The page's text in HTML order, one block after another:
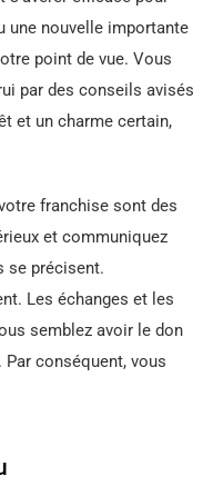
une nouvelle importante
point de vue. Vous
par des conseils avisés
et un charme certain,
franchise sont des
et communiquez
se précisent.
Les échanges et les
semblez avoir le don
conséquent, vous